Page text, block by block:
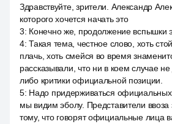
Здравствуйте, зрители. Александр
которого хочется начать это
3: Конечно же, продолжение вспышки
4:Такая тема, честное слово, хоть
плачь, хоть смейся во время
рассказывали, что ни в коем случае не
либо критики официальной позиции.
5: Надо придерживаться
мы видим эболу. Представители ввоза
тому, что говорят официальные лица